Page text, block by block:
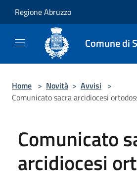
Regione Abruzzo
Comune di
Home > Novità > Avvisi >
Comunicato sacra arcidiocesi
Comunicato
arcidiocesi